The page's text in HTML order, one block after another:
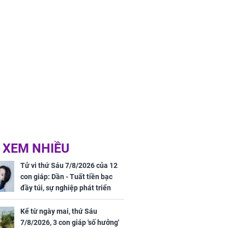
NHIỀU
Tử vi thứ Sáu 7/8/2026 của 12
con giáp: Dần - Tuất tiền bạc
đầy túi, sự nghiệp phát triển
hưng thịnh, Mão - Thân tài lộc
ảm đạm, mọi sự khó thành công
mỹ mãn
Kể từ ngày mai, thứ Sáu
7/8/2026, 3 con giáp 'số hưởng'